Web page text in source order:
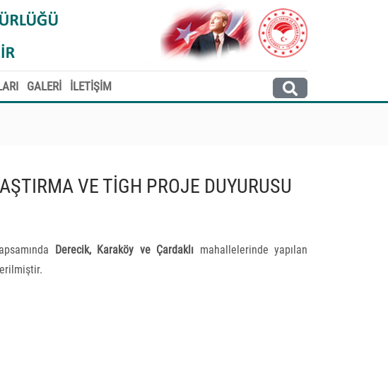
GALERİ İLETİŞİM
VE TİGH PROJE DUYURUSU
Derecik, Karaköy ve Çardaklı mahallelerinde yapılan